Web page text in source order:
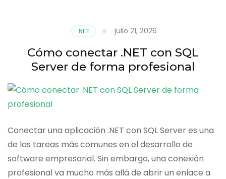
modernas
.NET julio 21, 2026
Cómo conectar .NET con SQL
Server de forma profesional
Conectar una aplicación .NET con SQL Server es una
de las tareas más comunes en el desarrollo de
software empresarial. Sin embargo, una conexión
profesional va mucho más allá de abrir un enlace a